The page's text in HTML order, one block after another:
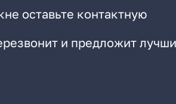
оставьте контактную
и предложит